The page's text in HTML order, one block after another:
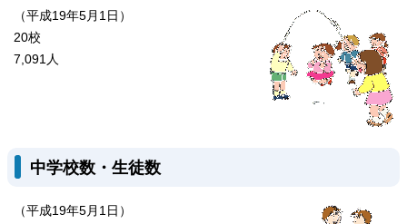
（平成19年5月1日）
20校
7,091人
中学校数・生徒数
（平成19年5月1日）